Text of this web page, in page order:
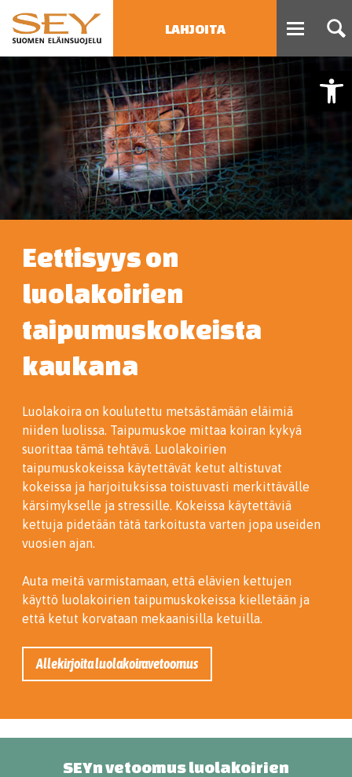
LAHJOITA
Type 2 or more characters
for results.
Eettisyys on
luolakoirien
taipumuskokeista
kaukana
Luolakoira on koulutettu metsästämään eläimiä
niiden luolissa. Taipumuskoe mittaa koiran kykyä
suorittaa tämä tehtävä. Luolakoirien
taipumuskokeissa käytettävät ketut altistuvat
kokeissa ja harjoituksissa toistuvasti merkittävälle
kärsimykselle ja stressille. Kokeissa käytettäviä
kettuja pidetään tätä tarkoitusta varten jopa useiden
vuosien ajan.
Auta meitä varmistamaan, että elävien kettujen
käyttö luolakoirien taipumuskokeissa kielletään ja
että ketut korvataan mekaanisilla ketuilla.
Allekirjoita luolakoiravetoomus
SEYn vetoomus luolakoirien